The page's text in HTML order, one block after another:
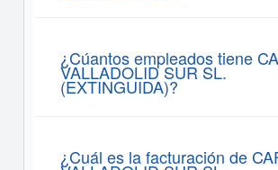
¿Cúantos empleados tiene
VALLADOLID SUR SL.
(EXTINGUIDA)?
¿Cuál es la facturación de